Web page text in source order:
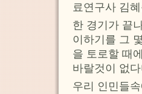
료연구사 김
한 경기가 끝
이하기를 그
을 토로할 때
바랄것이 없
우리 인민들